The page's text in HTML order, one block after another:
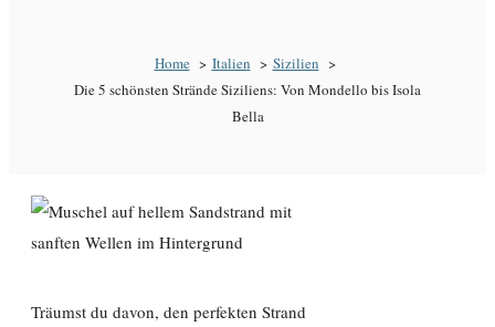
Home Italien
Sizilien
Die 5 schönsten Strände Siziliens: Von Mondello bis Isola
Bella
Träumst du davon, den perfekten Strand